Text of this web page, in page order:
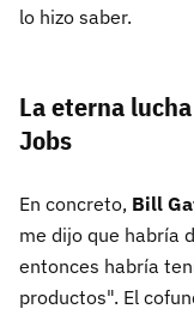
lo hizo saber.
La eterna
Jobs
En concreto, Bill
me dijo que habría
entonces habría
productos". El